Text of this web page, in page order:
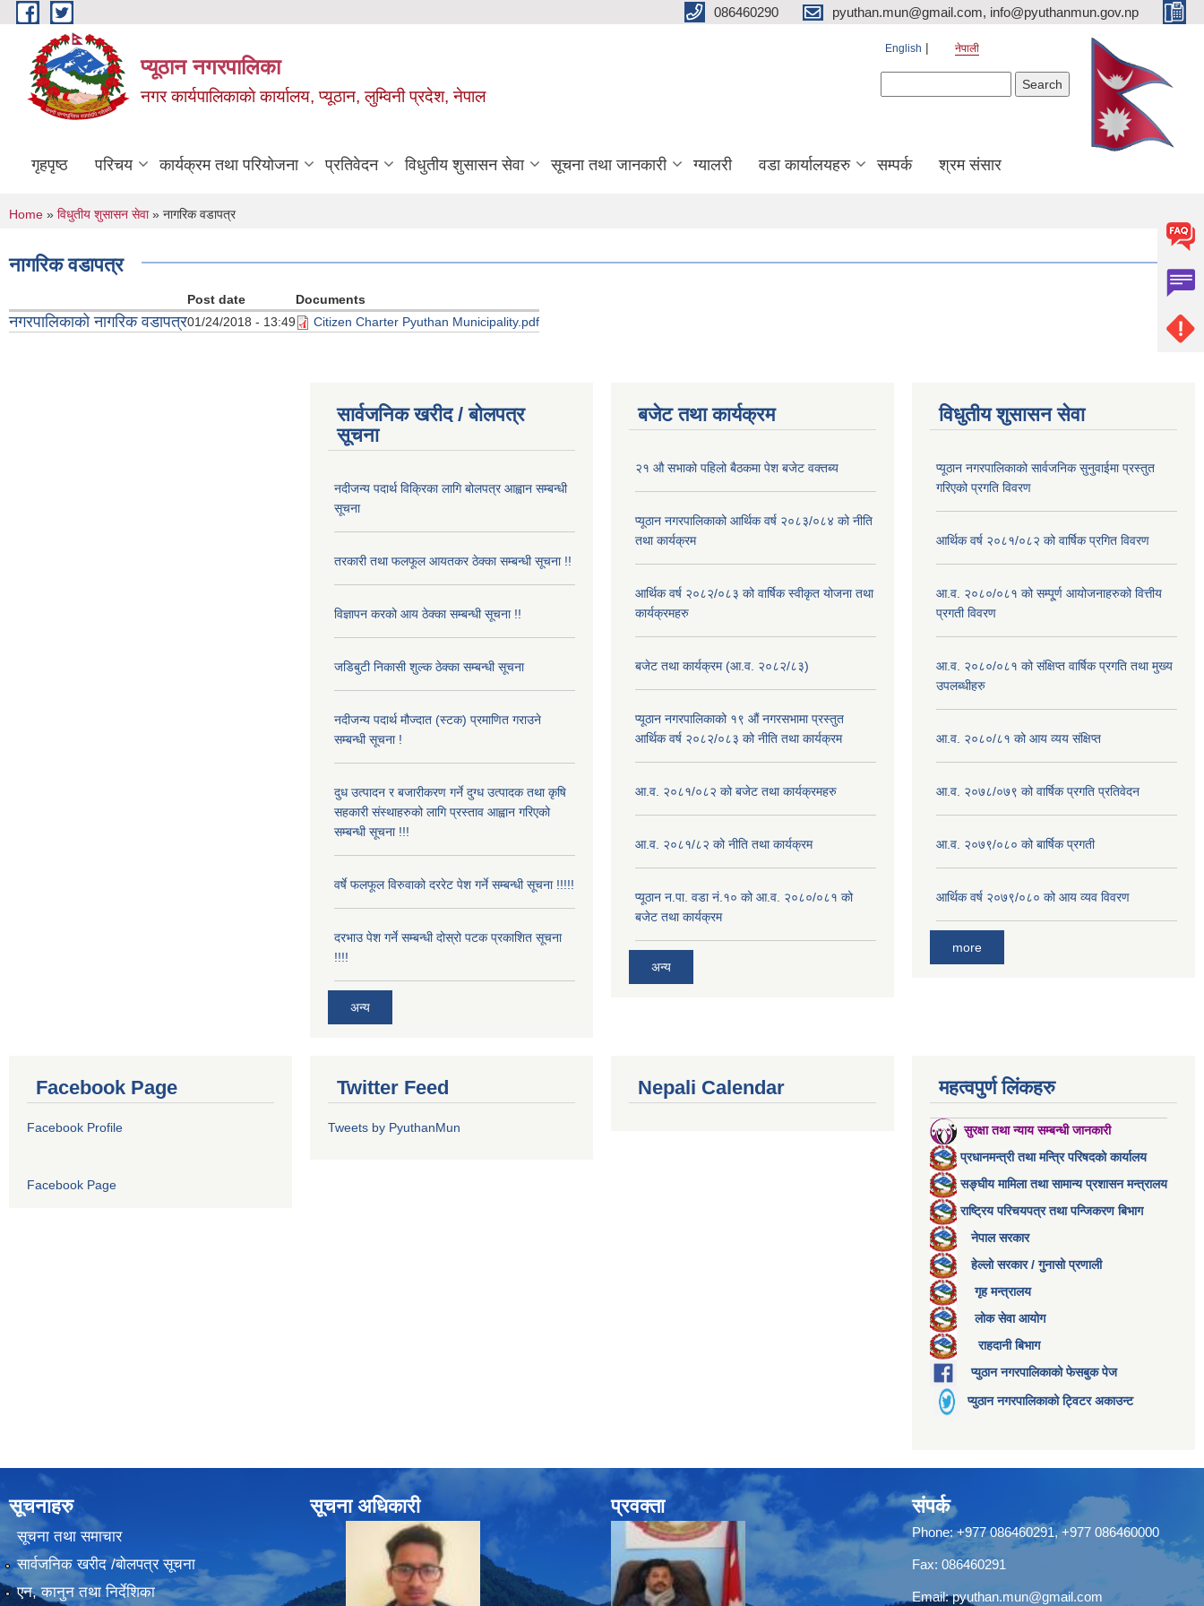
Skip to main content 086460290 pyuthan.mun@gmail.com, info@pyuthanmun.gov.np
प्यूठान नगरपालिका
नगर कार्यपालिकाकाे कार्यालय, प्यूठान, लुम्विनी प्रदेश, नेपाल
English नेपाली
गृहपृष्ठ परिचय कार्यक्रम तथा परियोजना प्रतिवेदन विधुतीय शुसासन सेवा सूचना तथा जानकारी ग्यालरी वडा कार्यालयहरु सम्पर्क श्रम संसार
You are here
Home » विधुतीय शुसासन सेवा» नागरिक वडापत्र
नागरिक वडापत्र
Post date Documents
नगरपालिकाको नागरिक वडापत्र01/24/2018 - 13:49 Citizen Charter Pyuthan Municipality.pdf
सार्वजनिक खरीद / बोलपत्र
सूचना
नदीजन्य पदार्थ विक्रिका लागि बोलपत्र आह्वान सम्बन्धी
सूचना
तरकारी तथा फलफूल आयतकर ठेक्का सम्बन्धी सूचना !!
विज्ञापन करको आय ठेक्का सम्बन्धी सूचना !!
जडिबुटी निकासी शुल्क ठेक्का सम्बन्धी सूचना
नदीजन्य पदार्थ मौज्दात (स्टक) प्रमाणित गराउने
सम्बन्धी सूचना !
दुध उत्पादन र बजारीकरण गर्ने दुग्ध उत्पादक तथा कृषि
सहकारी संस्थाहरुको लागि प्रस्ताव आह्वान गरिएको
सम्बन्धी सूचना !!!
वर्षे फलफूल विरुवाको दररेट पेश गर्ने सम्बन्धी सूचना !!!!!
दरभाउ पेश गर्ने सम्बन्धी दोस्रो पटक प्रकाशित सूचना
!!!!
अन्य
बजेट तथा कार्यक्रम
२१ औ सभाको पहिलो बैठकमा पेश बजेट वक्तब्य
प्यूठान नगरपालिकाको आर्थिक वर्ष २०८३/०८४ को नीति
तथा कार्यक्रम
आर्थिक वर्ष २०८२/०८३ को वार्षिक स्वीकृत योजना तथा
कार्यक्रमहरु
बजेट तथा कार्यक्रम (आ.व. २०८२/८३)
प्यूठान नगरपालिकाको १९ औं नगरसभामा प्रस्तुत
आर्थिक वर्ष २०८२/०८३ को नीति तथा कार्यक्रम
आ.व. २०८१/०८२ को बजेट तथा कार्यक्रमहरु
आ.व. २०८१/८२ को नीति तथा कार्यक्रम
प्यूठान न.पा. वडा नं.१० को आ.व. २०८०/०८१ को
बजेट तथा कार्यक्रम
अन्य
विधुतीय शुसासन सेवा
प्यूठान नगरपालिकाको सार्वजनिक सुनुवाईमा प्रस्तुत
गरिएको प्रगति विवरण
आर्थिक वर्ष २०८१/०८२ को वार्षिक प्रगित विवरण
आ.व. २०८०/०८१ को सम्पू्र्ण आयोजनाहरुको वित्तीय
प्रगती विवरण
आ.व. २०८०/०८१ को संक्षिप्त वार्षिक प्रगति तथा मुख्य
उपलब्धीहरु
आ.व. २०८०/८१ को आय व्यय संक्षिप्त
आ.व. २०७८/०७९ को वार्षिक प्रगति प्रतिवेदन
आ.व. २०७९/०८० को बार्षिक प्रगती
आर्थिक वर्ष २०७९/०८० को आय व्यव विवरण
more
Facebook Page
Facebook Profile
Facebook Page
Twitter Feed
Tweets by PyuthanMun
Nepali Calendar महत्वपुर्ण लिंकहरु
सुरक्षा तथा न्याय सम्बन्धी जानकारी
प्रधानमन्त्री तथा मन्त्रि परिषदको कार्यालय
सङ्घीय मामिला तथा सामान्य प्रशासन मन्त्रालय
राष्ट्रिय परिचयपत्र तथा पन्जिकरण बिभाग
नेपाल सरकार
हेल्लो सरकार / गुनासो प्रणाली
गृह मन्त्रालय
लोक सेवा आयोग
राहदानी बिभाग
प्युठान नगरपालिकाको फेसबुक पेज
प्युठान नगरपालिकाको ट्विटर अकाउन्ट
सूचनाहरु
सूचना तथा समाचार
सार्वजनिक खरीद /बोलपत्र सूचना
एन, कानुन तथा निर्देशिका
सूचना अधिकारी प्रवक्ता संपर्क
Phone: +977 086460291, +977 086460000
Fax: 086460291
Email:pyuthan.mun@gmail.com